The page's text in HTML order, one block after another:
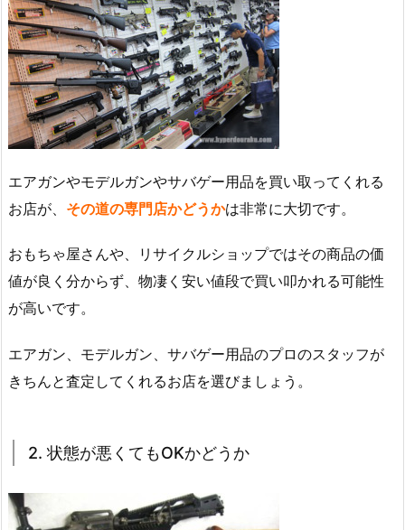
エアガンやモデルガンやサバゲー用品を買い取ってくれる
お店が、 その道の専門店かどうかは非常に大切です。
おもちゃ屋さんや、リサイクルショップではその商品の価
値が良く分からず、物凄く安い値段で買い叩かれる可能性
が高いです。
エアガン、モデルガン、サバゲー用品のプロのスタッフが
きちんと査定してくれるお店を選びましょう。
2. 状態が悪くてもOKかどうか